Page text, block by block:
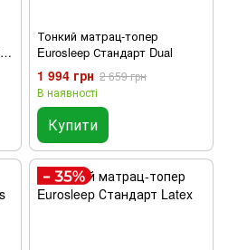
Тонкий матрац-топер
Eurosleep Стандарт Dual
1 994 грн 2 659 грн
В наявності
Купити